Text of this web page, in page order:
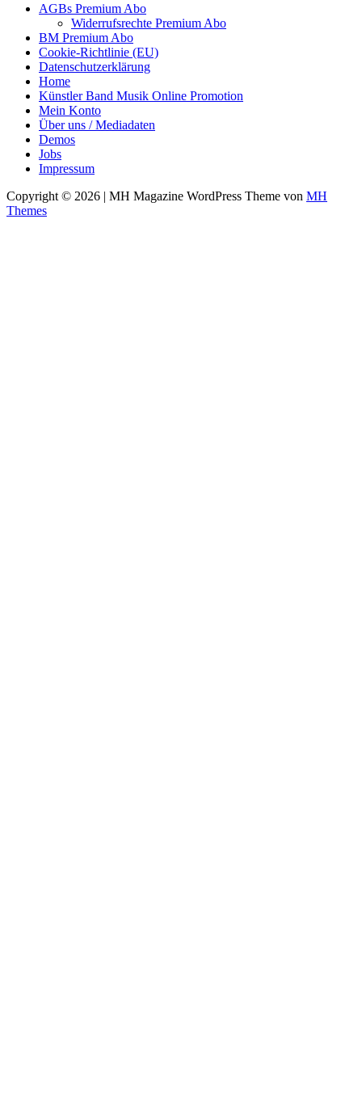
AGBs Premium Abo
Widerrufsrechte Premium Abo
BM Premium Abo
Cookie-Richtlinie (EU)
Datenschutzerklärung
Home
Künstler Band Musik Online Promotion
Mein Konto
Über uns / Mediadaten
Demos
Jobs
Impressum
Copyright © 2026 | MH Magazine WordPress Theme von MH
Themes